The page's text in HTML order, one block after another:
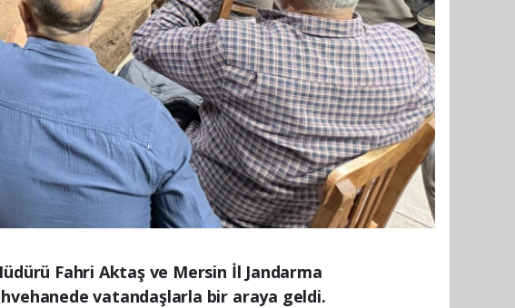
Fahri Aktaş ve Mersin İl Jandarma
vatandaşlarla bir araya geldi.